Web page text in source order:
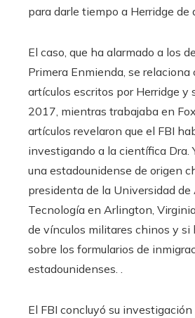
para darle tiempo a Herridge de
El caso, que ha alarmado a los
Primera Enmienda, se relaciona
artículos escritos por Herridge y
2017, mientras trabajaba en
artículos revelaron que el FBI
investigando a la científica Dra.
una estadounidense de origen
presidenta de la Universidad
Tecnología en Arlington,
de vínculos militares chinos y si
sobre los formularios de
estadounidenses. .
El FBI concluyó su